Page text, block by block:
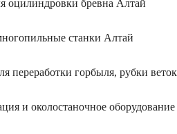
оцилиндровки бревна Алтай
станки Алтай
переработки горбыля, рубки
и околостаночное оборудование